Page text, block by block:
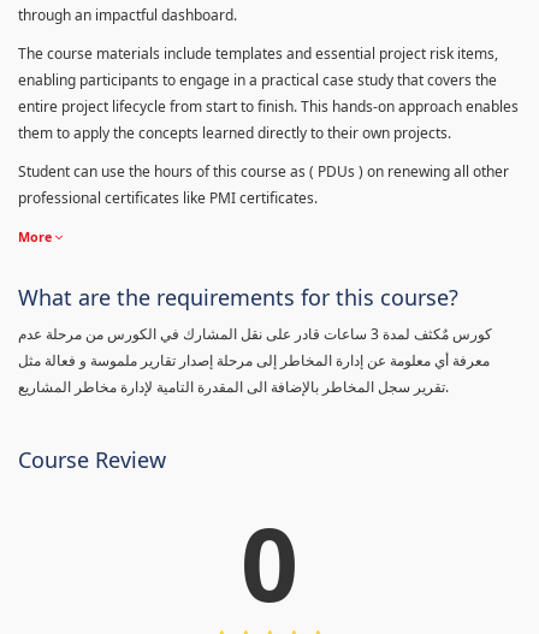
through an impactful dashboard.
The course materials include templates and essential project risk items,
enabling participants to engage in a practical case study that covers the
entire project lifecycle from start to finish. This hands-on approach enables
them to apply the concepts learned directly to their own projects.
Student can use the hours of this course as ( PDUs ) on renewing all other
professional certificates like PMI certificates.
More
What are the requirements for this course?
كورس مٌكثف لمدة 3 ساعات قادر على نقل المشارك في الكورس من مرحلة عدم
معرفة أي معلومة عن إدارة المخاطر إلى مرحلة إصدار تقارير ملموسة و فعالة مثل
تقرير سجل المخاطر بالإضافة الى المقدرة التامية لإدارة مخاطر المشاريع.
Course Review
0